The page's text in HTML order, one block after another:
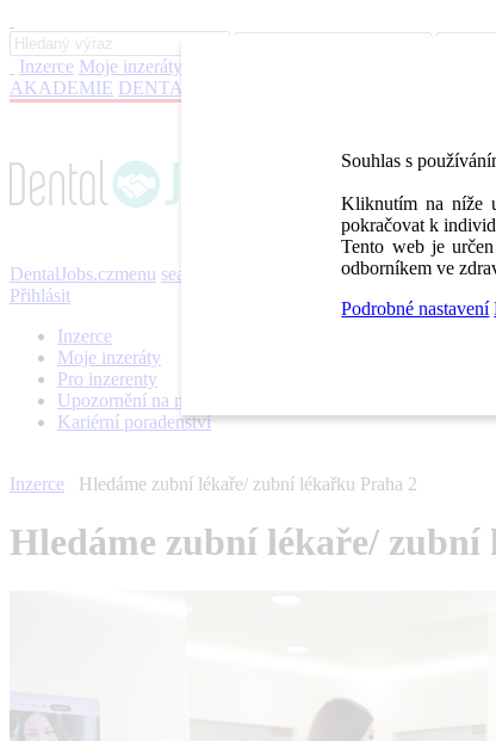
Inzerce Moje inzeráty
AKADEMIE DENTAL BAZAR
DentalJobs.czmenu search
Přihlásit
Inzerce
Moje inzeráty
Pro inzerenty
Upozornění na nové pozice
Kariérní poradenství
Inzerce Hledáme zubní lékaře/ zubní lékařku Praha 2
Hledáme zubní lékaře/
Souhlas s
Kliknutím na níže
pokračovat k
Tento web je
odborníkem ve
Podrobné nastavení